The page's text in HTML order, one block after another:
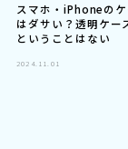
スマホ・iPhoneの
はダサい？透明ケー
ということはない
2024.11.01